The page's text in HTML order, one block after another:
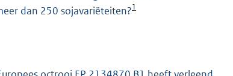
dan 250 sojavariëteiten?1